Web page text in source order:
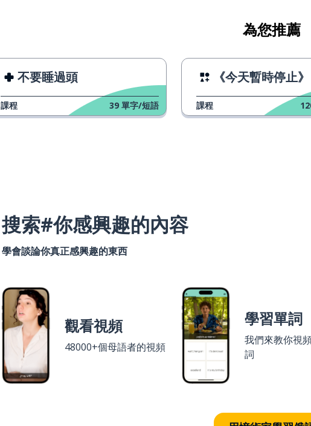
為您推薦
不要睡過頭
課程 39 單字/短語
《今天暫時停止》：我
課程
搜索#你感興趣的內容
學會談論你真正感興趣的東西
觀看視頻
48000+個母語者的視頻
學習單詞
我們來教你視
詞